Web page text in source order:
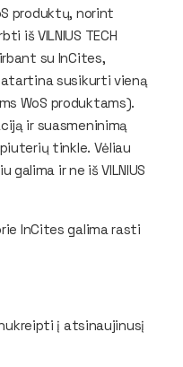
produktų, norint
iš VILNIUS TECH
su InCites,
susikurti vieną
WoS produktams).
ir suasmeninimą
tinkle. Vėliau
galima ir ne iš VILNIUS
InCites galima rasti
į atsinaujinusį